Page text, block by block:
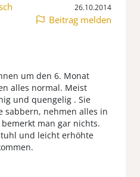
26.10.2014
Beitrag melden
um den 6. Monat
alles normal. Meist
und quengelig . Sie
sabbern, nehmen alles in
man gar nichts.
und leicht erhöhte